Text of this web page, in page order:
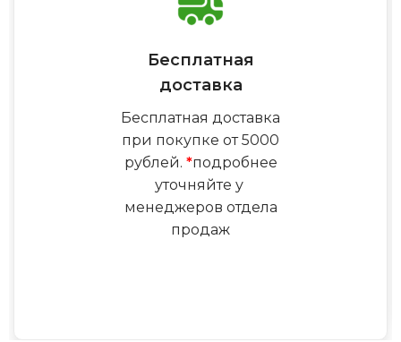
Бесплатная
доставка
Бесплатная доставка
при покупке от 5000
рублей. *подробнее
уточняйте у
менеджеров отдела
продаж